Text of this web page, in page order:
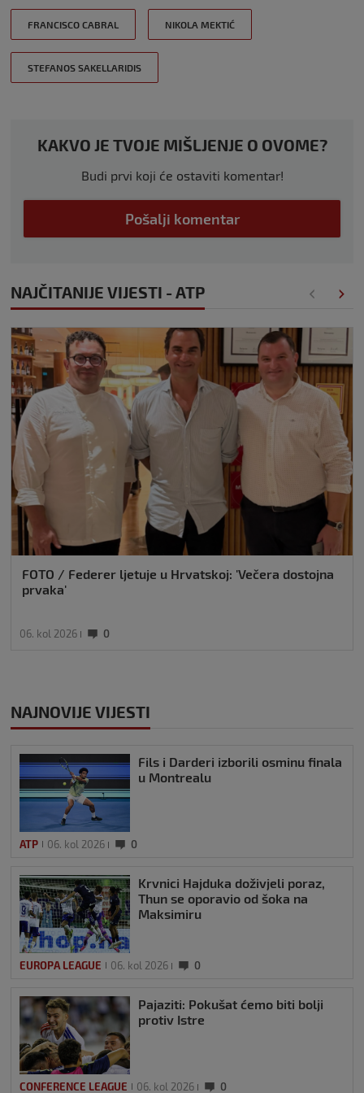
FRANCISCO CABRAL NIKOLA MEKTIĆ
STEFANOS SAKELLARIDIS
KAKVO JE TVOJE MIŠLJENJE O OVOME?
Budi prvi koji će ostaviti komentar!
Pošalji komentar
NAJČITANIJE VIJESTI - ATP
FOTO / Federer ljetuje u Hrvatskoj: 'Večera dostojna
prvaka'
06. kol 2026 0
NAJNOVIJE VIJESTI
Fils i Darderi izborili osminu finala
u Montrealu
ATP 06. kol 2026 0
Krvnici Hajduka doživjeli poraz,
Thun se oporavio od šoka na
Maksimiru
EUROPA LEAGUE 06. kol 2026 0
Pajaziti: Pokušat ćemo biti bolji
protiv Istre
CONFERENCE LEAGUE 06. kol 2026 0